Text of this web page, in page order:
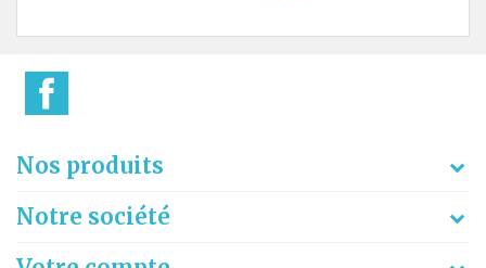
Nos produits
Notre société